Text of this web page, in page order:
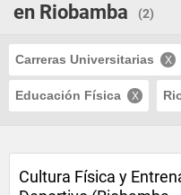
en Riobamba
(2)
Carreras Universitarias
Educación Física
Cultura Física y